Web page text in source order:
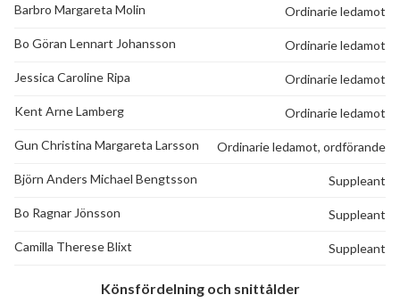
Gudmundsgatan 11C -
Gudmundsgatan 12C 1 -
Barbro Margareta Molin Ordinarie ledamot
Bo Göran Lennart Johansson Ordinarie ledamot
Jessica Caroline Ripa Ordinarie ledamot
Kent Arne Lamberg Ordinarie ledamot
Gun Christina Margareta Larsson Ordinarie ledamot, ordförande
Björn Anders Michael Bengtsson Suppleant
Bo Ragnar Jönsson Suppleant
Camilla Therese Blixt Suppleant
Könsfördelning och snittålder